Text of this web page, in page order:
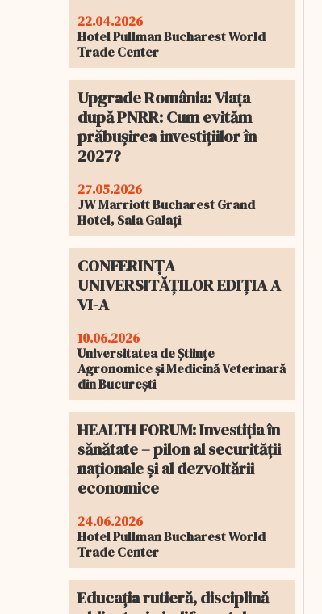
22.04.2026
Hotel Pullman Bucharest World
Trade Center
Upgrade România: Viața
după PNRR: Cum evităm
prăbușirea investițiilor în
2027?
27.05.2026
JW Marriott Bucharest Grand
Hotel, Sala Galați
CONFERINȚA
UNIVERSITĂȚILOR EDIȚIA A
VI-A
10.06.2026
Universitatea de Științe
Agronomice și Medicină Veterinară
din București
HEALTH FORUM: Investiția în
sănătate – pilon al securității
naționale și al dezvoltării
economice
24.06.2026
Hotel Pullman Bucharest World
Trade Center
Educația rutieră, disciplină